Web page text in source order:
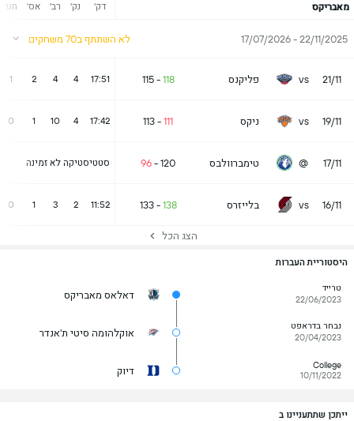
מאבריקס דק' נק' רב' אס' חט'
22/11/2025 - 17/07/2026 לא השתתף ב70 משחקים
21/11
vs פליקנס 118
-
115
17:51
4
4
2
1
19/11
vs ניקס 111
-
113
17:42
4
10
1
0
17/11
@ טימברוולבס 120
-
96 סטטיסטיקה לא זמינה
16/11
vs בלייזרס 138
-
133
11:52
2
3
1
0
הצג הכל
היסטוריית העברות
טרייד
22/06/2023
דאלאס מאבריקס
נבחר בדראפט
20/04/2023
אוקלהומה סיטי ת'אנדר
College
10/11/2022
דיוק
ייתכן שתתעניינו ב